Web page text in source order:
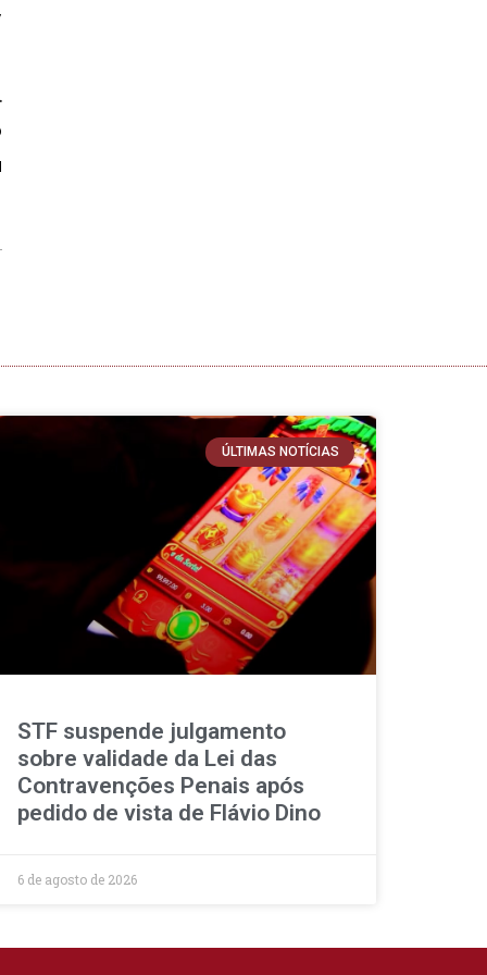
ÚLTIMAS NOTÍCIAS
STF suspende julgamento
sobre validade da Lei das
Contravenções Penais após
pedido de vista de Flávio Dino
6 de agosto de 2026